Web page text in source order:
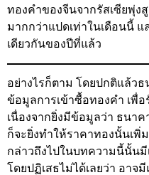
ทองคำของจีนจากรัสเซียพุ่ง
มากกว่าแปดเท่าในเดือนนี้
เดียวกันของปีที่แล้ว
อย่างไรก็ตาม โดยปกติแล้ว
ข้อมูลการเข้าซื้อทองคำ เพื่
เนื่องจากยิ่งมีข้อมูลว่า ธนาค
ก็จะยิ่งทำให้ราคาทองนั้นเ
กล่าวถึงไปในบทความนี้นั้น
โดยปฏิเสธไม่ได้เลยว่า อาจ